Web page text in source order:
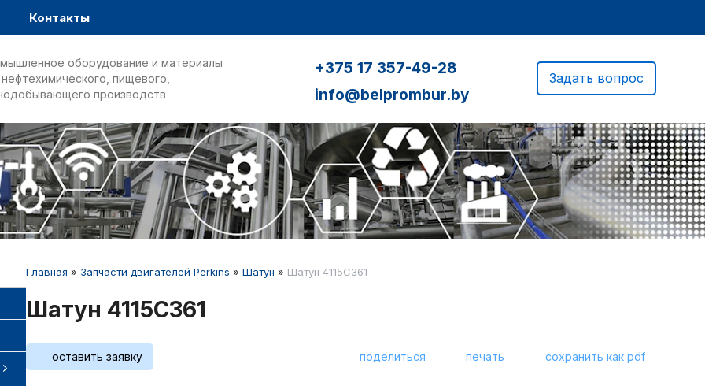
Контакты
оборудование и материалы
пищевого,
производств
+375 17 357-49-28
info@belprombur.by
Задать вопрос
Главная » Запчасти двигателей Perkins » Шатун » Шатун 4115C361
Шатун 4115C361
оставить заявку поделиться печать сохранить как pdf